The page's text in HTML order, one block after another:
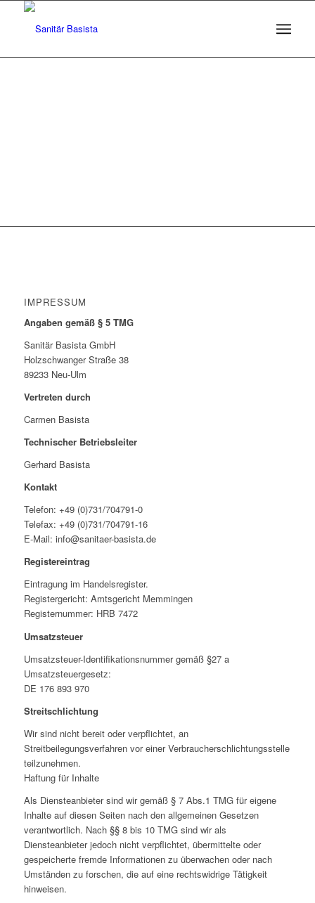
IMPRESSUM
Angaben gemäß § 5 TMG
Sanitär Basista GmbH
Holzschwanger Straße 38
89233 Neu-Ulm
Vertreten durch
Carmen Basista
Technischer Betriebsleiter
Gerhard Basista
Kontakt
Telefon: +49 (0)731/704791-0
Telefax: +49 (0)731/704791-16
E-Mail: info@sanitaer-basista.de
Registereintrag
Eintragung im Handelsregister.
Registergericht: Amtsgericht Memmingen
Registernummer: HRB 7472
Umsatzsteuer
Umsatzsteuer-Identifikationsnummer gemäß §27 a
Umsatzsteuergesetz:
DE 176 893 970
Streitschlichtung
Wir sind nicht bereit oder verpflichtet, an
Streitbeilegungsverfahren vor einer Verbraucherschlichtungsstelle
teilzunehmen.
Haftung für Inhalte
Als Diensteanbieter sind wir gemäß § 7 Abs.1 TMG für eigene
Inhalte auf diesen Seiten nach den allgemeinen Gesetzen
verantwortlich. Nach §§ 8 bis 10 TMG sind wir als
Diensteanbieter jedoch nicht verpflichtet, übermittelte oder
gespeicherte fremde Informationen zu überwachen oder nach
Umständen zu forschen, die auf eine rechtswidrige Tätigkeit
hinweisen.